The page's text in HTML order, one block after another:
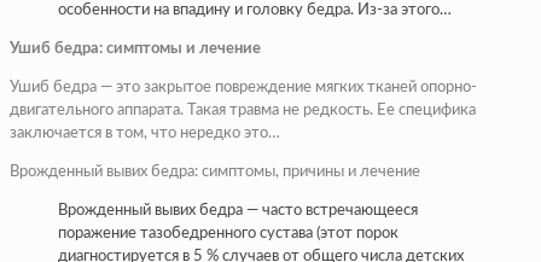
особенности на впадину и головку бедра. Из-за этого…
Ушиб бедра: симптомы и лечение
Ушиб бедра — это закрытое повреждение мягких тканей опорно-
двигательного аппарата. Такая травма не редкость. Ее специфика
заключается в том, что нередко это…
Врожденный вывих бедра: симптомы, причины и лечение
Врожденный вывих бедра — часто встречающееся
поражение тазобедренного сустава (этот порок
диагностируется в 5 % случаев от общего числа детских